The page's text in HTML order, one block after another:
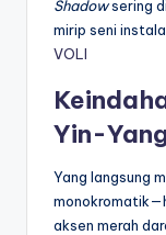
Shadowsering
mirip seni
VOLI
Yin-
Yang langsung
aksen merah